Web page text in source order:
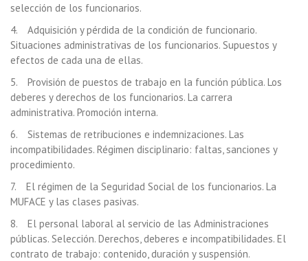
selección de los funcionarios.
4. Adquisición y pérdida de la condición de funcionario.
Situaciones administrativas de los funcionarios. Supuestos y
efectos de cada una de ellas.
5. Provisión de puestos de trabajo en la función pública. Los
deberes y derechos de los funcionarios. La carrera
administrativa. Promoción interna.
6. Sistemas de retribuciones e indemnizaciones. Las
incompatibilidades. Régimen disciplinario: faltas, sanciones y
procedimiento.
7. El régimen de la Seguridad Social de los funcionarios. La
MUFACE y las clases pasivas.
8. El personal laboral al servicio de las Administraciones
públicas. Selección. Derechos, deberes e incompatibilidades. El
contrato de trabajo: contenido, duración y suspensión.